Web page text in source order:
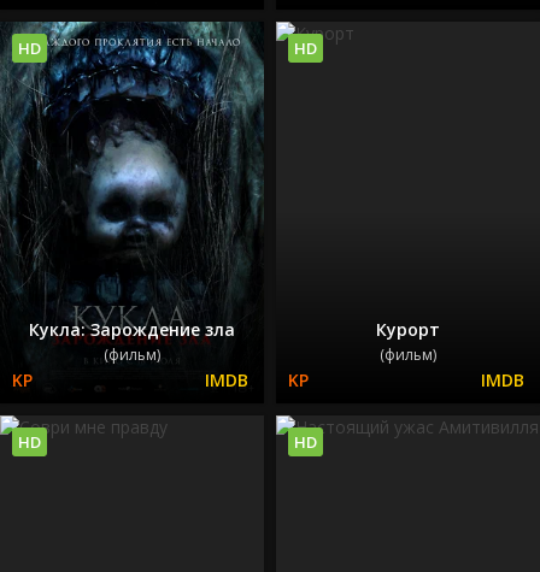
Кукла: Зарождение зла
(фильм)
HD
Курорт
(фильм)
HD
HD HD